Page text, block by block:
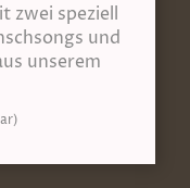
zwei speziell
und
unserem